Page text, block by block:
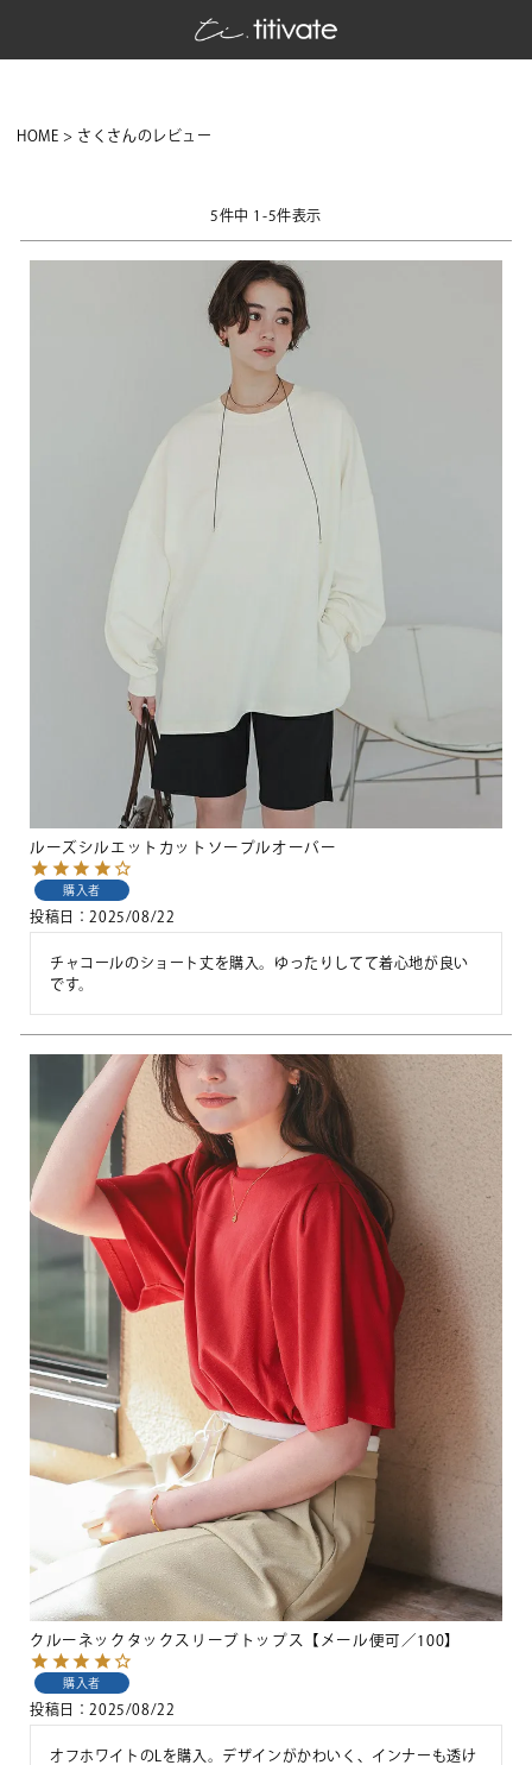
HOME さくさんのレビュー
5件中 1 -5件表示
ルーズシルエットカットソープルオーバー
購入者
投稿日 2025/08/22
チャコールのショート丈を購入。ゆったりしてて着心地が良い
です。
クルーネックタックスリーブトップス【メール便可／100】
購入者
投稿日 2025/08/22
オフホワイトのLを購入。デザインがかわいく、インナーも透け